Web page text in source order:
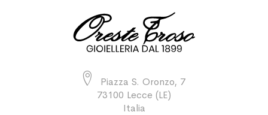
Piazza S. Oronzo, 7
73100 Lecce (LE)
Italia